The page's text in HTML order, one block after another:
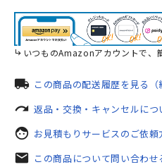
いつものAmazonアカウントで、
local_shipping この商品の配送履歴を見る（
redo 返品・交換・キャンセルにつ
face お見積もりサービスのご依頼
mail この商品について問い合わせ